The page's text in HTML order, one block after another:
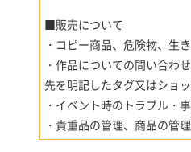
■販売について
・コピー商品、危険物、生
・作品についての問い合わ
先を明記したタグ又はショ
・イベント時のトラブル・
・貴重品の管理、商品の管